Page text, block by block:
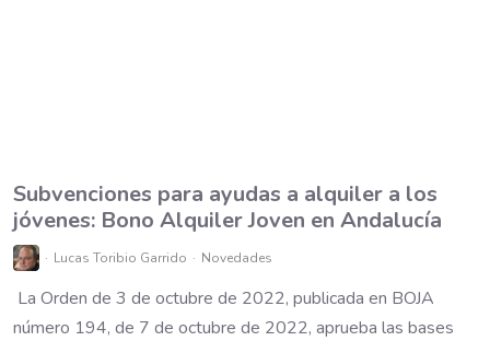
Subvenciones para ayudas a alquiler a los
jóvenes: Bono Alquiler Joven en Andalucía
Lucas Toribio Garrido Novedades
La Orden de 3 de octubre de 2022, publicada en BOJA
número 194, de 7 de octubre de 2022, aprueba las bases